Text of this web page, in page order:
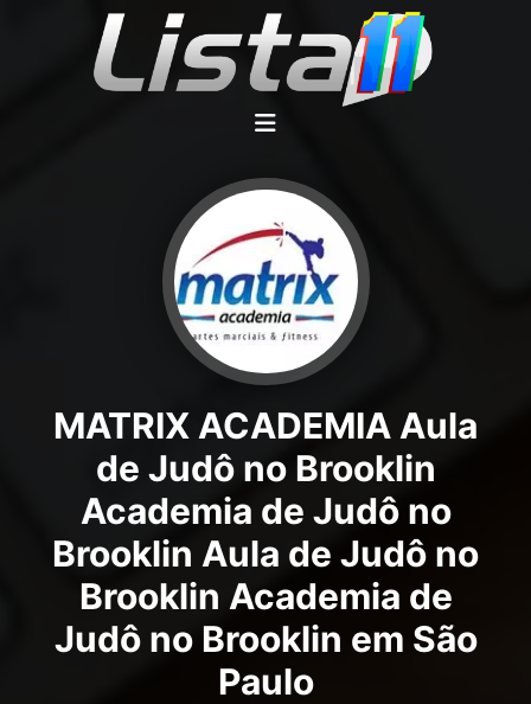
MATRIX ACADEMIA Aula
de Judô no Brooklin
Academia de Judô no
Brooklin Aula de Judô no
Brooklin Academia de
Judô no Brooklin em São
Paulo